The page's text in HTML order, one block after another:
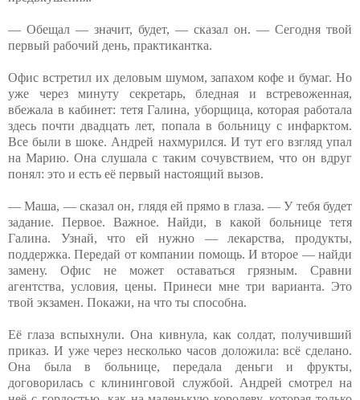
— Обещал — значит, будет, — сказал он. — Сегодня твой
первый рабочий день, практикантка.
Офис встретил их деловым шумом, запахом кофе и бумаг. Но
уже через минуту секретарь, бледная и встревоженная,
вбежала в кабинет: тетя Галина, уборщица, которая работала
здесь почти двадцать лет, попала в больницу с инфарктом.
Все были в шоке. Андрей нахмурился. И тут его взгляд упал
на Марию. Она слушала с таким сочувствием, что он вдруг
понял: это и есть её первый настоящий вызов.
— Маша, — сказал он, глядя ей прямо в глаза. — У тебя будет
задание. Первое. Важное. Найди, в какой больнице тетя
Галина. Узнай, что ей нужно — лекарства, продукты,
поддержка. Передай от компании помощь. И второе — найди
замену. Офис не может оставаться грязным. Сравни
агентства, условия, цены. Принеси мне три варианта. Это
твой экзамен. Покажи, на что ты способна.
Её глаза вспыхнули. Она кивнула, как солдат, получивший
приказ. И уже через несколько часов доложила: всё сделано.
Она была в больнице, передала деньги и фрукты,
договорилась с клининговой службой. Андрей смотрел на